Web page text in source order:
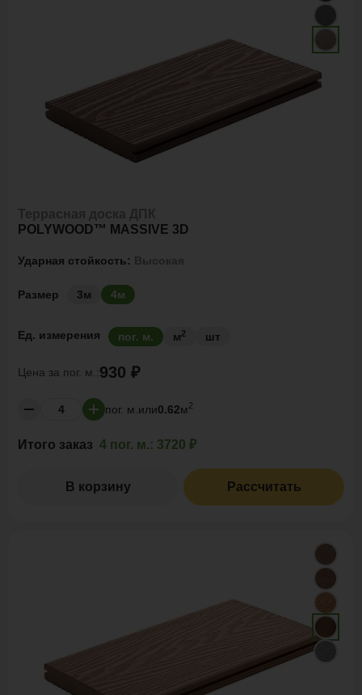
POLYWOOD™ MASSIVE 3D
Ударная стойкость:
Размер 3м 4м
Ед. измерения пог. м. м2 шт
Цена за пог. м.:930 ₽
пог. м. или0.62м2
Итого заказ 4 пог. м.: 3720 ₽
В корзину Рассчитать